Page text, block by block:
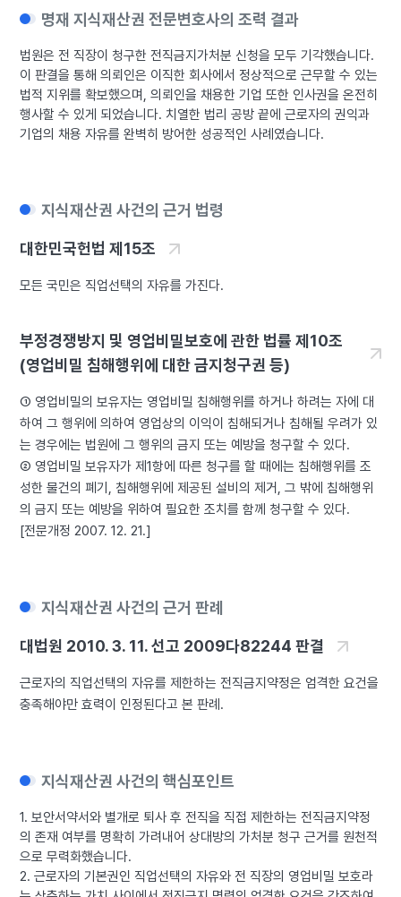
명재 지식재산권 전문변호사의 조력 결과
법원은 전 직장이 청구한 전직금지가처분 신청을 모두 기각했습니다.
이 판결을 통해 의뢰인은 이직한 회사에서 정상적으로 근무할 수 있는
법적 지위를 확보했으며, 의뢰인을 채용한 기업 또한 인사권을 온전히
행사할 수 있게 되었습니다. 치열한 법리 공방 끝에 근로자의 권익과
기업의 채용 자유를 완벽히 방어한 성공적인 사례였습니다.
지식재산권 사건의 근거 법령
대한민국헌법 제15조
모든 국민은 직업선택의 자유를 가진다.
부정경쟁방지 및 영업비밀보호에 관한 법률 제10조
(영업비밀 침해행위에 대한 금지청구권 등)
① 영업비밀의 보유자는 영업비밀 침해행위를 하거나 하려는 자에 대
하여 그 행위에 의하여 영업상의 이익이 침해되거나 침해될 우려가 있
는 경우에는 법원에 그 행위의 금지 또는 예방을 청구할 수 있다.
② 영업비밀 보유자가 제1항에 따른 청구를 할 때에는 침해행위를 조
성한 물건의 폐기, 침해행위에 제공된 설비의 제거, 그 밖에 침해행위
의 금지 또는 예방을 위하여 필요한 조치를 함께 청구할 수 있다.
[전문개정 2007. 12. 21.]
지식재산권 사건의 근거 판례
대법원 2010. 3. 11. 선고 2009다82244 판결
근로자의 직업선택의 자유를 제한하는 전직금지약정은 엄격한 요건을
충족해야만 효력이 인정된다고 본 판례.
지식재산권 사건의 핵심포인트
1. 보안서약서와 별개로 퇴사 후 전직을 직접 제한하는 전직금지약정
의 존재 여부를 명확히 가려내어 상대방의 가처분 청구 근거를 원천적
으로 무력화했습니다.
2. 근로자의 기본권인 직업선택의 자유와 전 직장의 영업비밀 보호라